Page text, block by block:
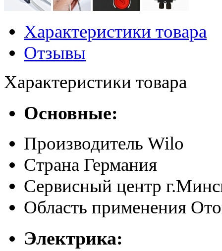
Характеристики товара
Отзывы
Характеристики товара
Основные:
Производитель Wilo
Страна Германия
Сервисный центр
Область применения
Электрика: